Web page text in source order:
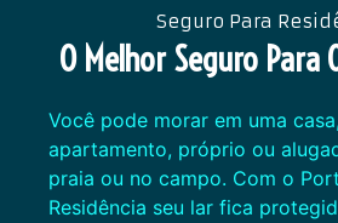
Seguro Para
O Melhor Seguro Para
Você pode morar em uma
apartamento, próprio ou
praia ou no campo. Com o
Residência seu lar fica